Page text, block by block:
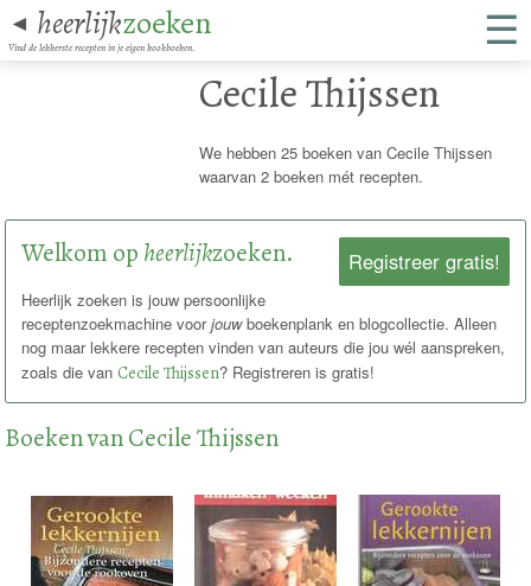
◄ heerlijkzoeken
Vind de lekkerste recepten in je eigen kookboeken. ☰
Cecile Thijssen
We hebben 25 boeken van Cecile Thijssen
waarvan 2 boeken mét recepten.
Registreer gratis!
Welkom op heerlijkzoeken.
Heerlijk zoeken is jouw persoonlijke
receptenzoekmachine voorjouwboekenplank en blogcollectie. Alleen
nog maar lekkere recepten vinden van auteurs die jou wél aanspreken,
zoals die vanCecile Thijssen? Registreren is gratis!
Boeken van Cecile Thijssen